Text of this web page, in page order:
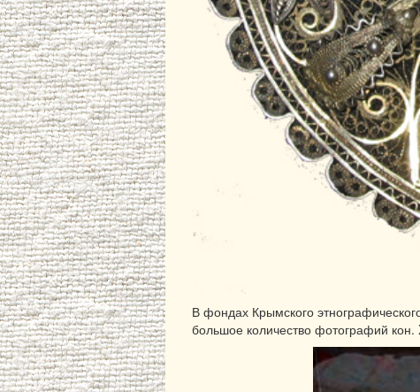
В фондах Крымского
большое количество фотографий